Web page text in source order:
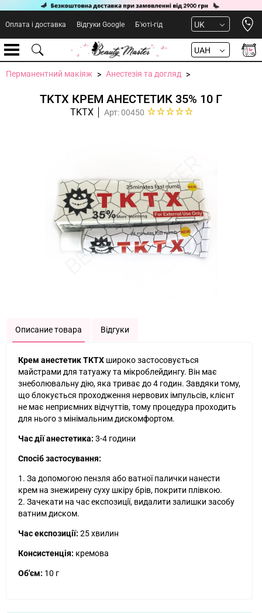
Оплата і доставка Відгуки Google Б'юті-гід UK
UAH
Перманентний макіяж Анестезія та догляд
TKTX КРЕМ АНЕСТЕТИК 35% 10 Г
TKTX Арт: 00450
Описание товара Відгуки
Крем анестетик ТКТХ широко застосовується
майстрами для татуажу та мікроблейдингу. Він має
знеболювальну дію, яка триває до 4 годин. Завдяки тому,
що блокується проходження нервових імпульсів, клієнт
не має неприємних відчуттів, тому процедура проходить
для нього з мінімальним дискомфортом.
Час дії анестетика: 3-4 години
Спосіб застосування:
1. За допомогою пензля або ватної палички нанести
крем на знежирену суху шкіру брів, покрити плівкою.
2. Зачекати на час експозиції, видалити залишки засобу
ватним диском.
Час експозиції: 25 хвилин
Консистенція: кремова
Об'єм: 10 г